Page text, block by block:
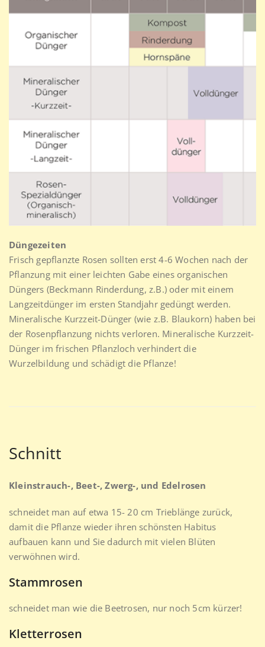
Düngezeiten
Frisch gepflanzte Rosen sollten erst 4-6 Wochen nach der
Pflanzung mit einer leichten Gabe eines organischen
Düngers (Beckmann Rinderdung, z.B.) oder mit einem
Langzeitdünger im ersten Standjahr gedüngt werden.
Mineralische Kurzzeit-Dünger (wie z.B. Blaukorn) haben bei
der Rosenpflanzung nichts verloren. Mineralische Kurzzeit-
Dünger im frischen Pflanzloch verhindert die
Wurzelbildung und schädigt die Pflanze!
Schnitt
Kleinstrauch-, Beet-, Zwerg-, und Edelrosen
schneidet man auf etwa 15- 20 cm Trieblänge zurück,
damit die Pflanze wieder ihren schönsten Habitus
aufbauen kann und Sie dadurch mit vielen Blüten
verwöhnen wird.
Stammrosen
schneidet man wie die Beetrosen, nur noch 5cm kürzer!
Kletterrosen